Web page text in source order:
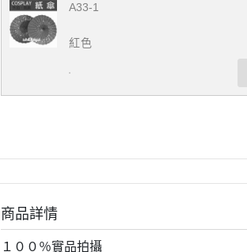
A33-1
紅色
商品詳情
１００％實品拍攝